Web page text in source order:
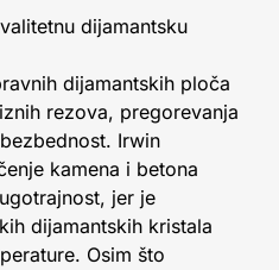
dijamantsku
dijamantskih ploča
rezova, pregorevanja
Irwin
kamena i betona
jer je
dijamantskih kristala
Osim što